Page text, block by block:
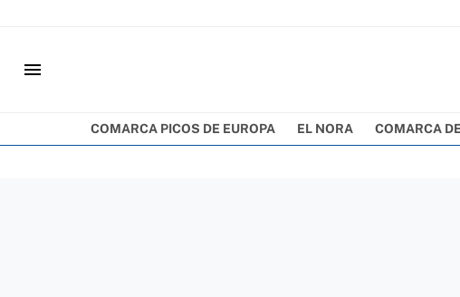
menu
COMARCA PICOS DE EUROPA EL NORA COMARCA